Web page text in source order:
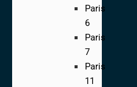
Paris
6
Paris
7
Paris
11